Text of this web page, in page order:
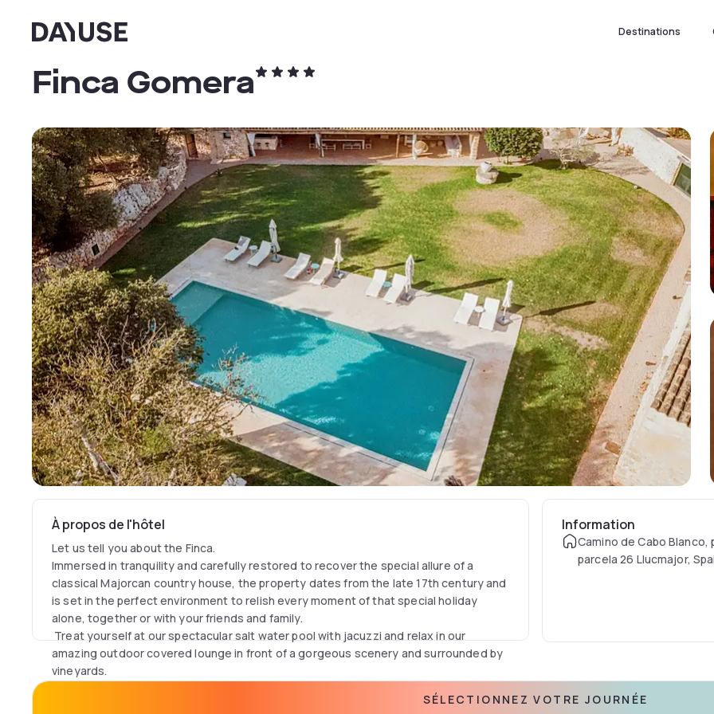
Dayuse Destinations
Finca Gomera
À propos de l'hôtel
Let us tell you about the Finca.
Immersed in tranquility and carefully restored to recover the special allure of a
classical Majorcan country house, the property dates from the late 17th century and
is set in the perfect environment to relish every moment of that special holiday
alone, together or with your friends and family.
Treat yourself at our spectacular salt water pool with jacuzzi and relax in our
amazing outdoor covered lounge in front of a gorgeous scenery and surrounded by
vineyards.
Information
Camino de Cabo Blanco,
parcela 26 Llucmajor,
SÉLECTIONNEZ VOTRE JOURNÉE